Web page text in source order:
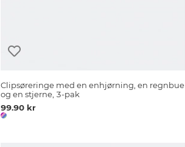
Clipsøreringe med en enhjørning, en regnbue
og en stjerne, 3-pak
99.90 kr